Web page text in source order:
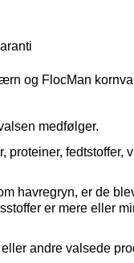
og FlocMan
medfølger.
proteiner,
havregryn, er de
er mere eller
andre valsede